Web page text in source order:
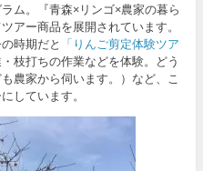
ム。『青森×リンゴ×農家の暮ら
アー商品を展開されています。
時期だと 「りんご剪定体験ツア
枝打ちの作業などを体験。どう
農家から伺います。）など、こ
しています。